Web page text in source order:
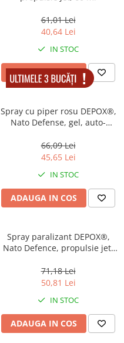
61,01 Lei
40,64 Lei
IN STOC
ADAUGA IN COS
Spray cu piper rosu DEPOX®,
Nato Defense, gel, auto-
66,09 Lei
45,65 Lei
IN STOC
ADAUGA IN COS
Spray paralizant DEPOX®,
Nato Defence, propulsie jet,
71,18 Lei
50,81 Lei
IN STOC
ADAUGA IN COS